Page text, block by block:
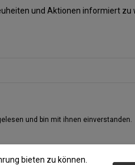
und Aktionen informiert
und bin mit ihnen einverstanden.
bieten zu können.